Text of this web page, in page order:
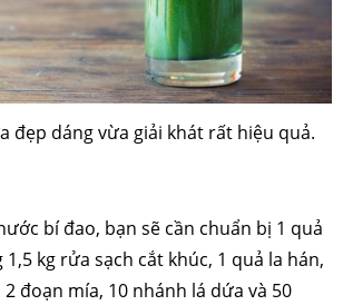
đẹp dáng vừa giải khát rất hiệu quả.
bí đao, bạn sẽ cần chuẩn bị 1 quả
kg rửa sạch cắt khúc, 1 quả la hán,
đoạn mía, 10 nhánh lá dứa và 50